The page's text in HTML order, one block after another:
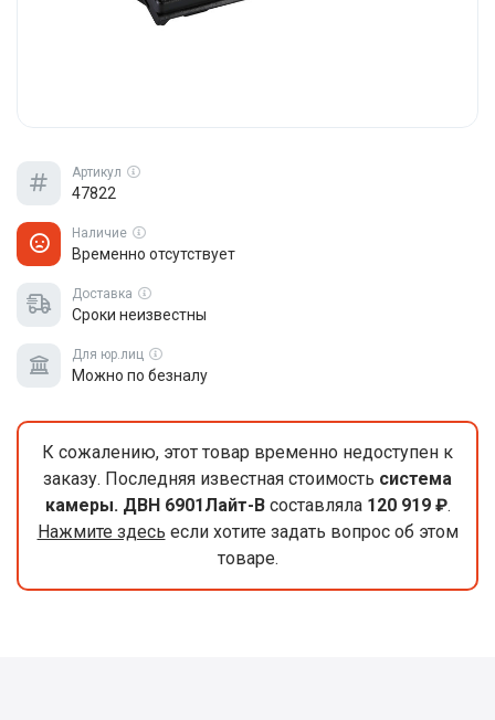
Артикул
47822
Наличие
Временно отсутствует
Доставка
Сроки неизвестны
Для юр.лиц
Можно по безналу
К сожалению, этот товар временно недоступен к
заказу. Последняя известная стоимость система
камеры. ДВН 6901Лайт-Всоставляла 120 919 ₽.
Нажмите здесь если хотите задать вопрос об этом
товаре.